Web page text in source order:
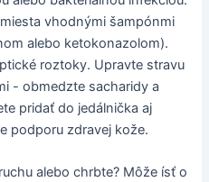
vhodnými šampónmi
alebo ketokonazolom).
roztoky. Upravte stravu
- obmedzte sacharidy a
pridať do jedálnička aj
podporu zdravej kože.
alebo chrbte? Môže ísť o